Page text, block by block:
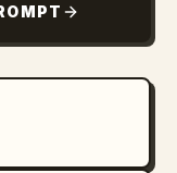
foto